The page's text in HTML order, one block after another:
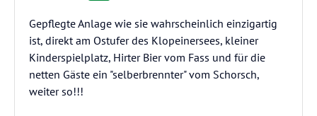
Gepflegte Anlage wie sie wahrscheinlich einzigartig
ist, direkt am Ostufer des Klopeinersees, kleiner
Kinderspielplatz, Hirter Bier vom Fass und für die
netten Gäste ein "selberbrennter" vom Schorsch,
weiter so!!!